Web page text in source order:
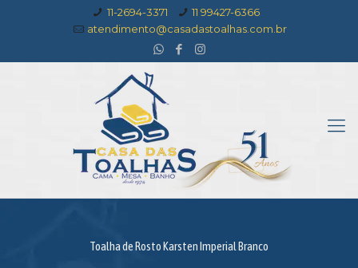
11-2694-3371
11 99427-6366
atendimento@casadastoalhas.com.br
Toalha de Rosto Karsten Imperial Branco